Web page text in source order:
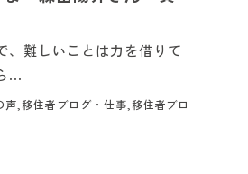
、難しいことは力を借りて
...
声,移住者ブログ・仕事,移住者ブロ